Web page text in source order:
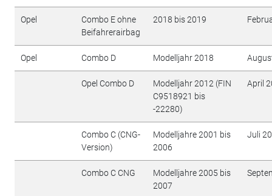
Opel
Combo E ohne
Beifahrerairbag
2018 bis 2019
Opel Combo D Modelljahr 2018
Opel Combo D
Modelljahr 2012 (FIN
C9518921 bis
-22280)
April
Combo C (CNG-
Version)
Modelljahre 2001 bis
2006
Juli
Combo C CNG
Modelljahre 2005 bis
2007